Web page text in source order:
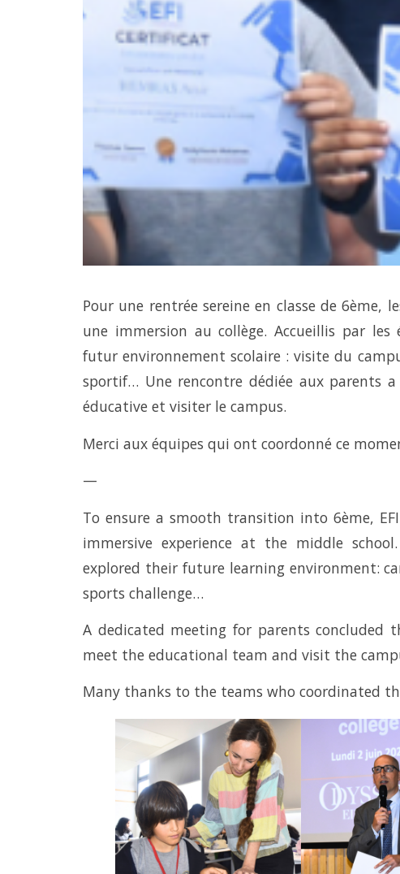
Pour une rentrée sereine en classe de 6ème,
une immersion au collège. Accueillis par
futur environnement scolaire : visite du
sportif… Une rencontre dédiée aux parents
éducative et visiter le campus.
Merci aux équipes qui ont coordonné ce
—
To ensure a smooth transition into 6ème,
immersive experience at the middle
explored their future learning environment:
sports challenge…
A dedicated meeting for parents
meet the educational team and visit the
Many thanks to the teams who coordinated